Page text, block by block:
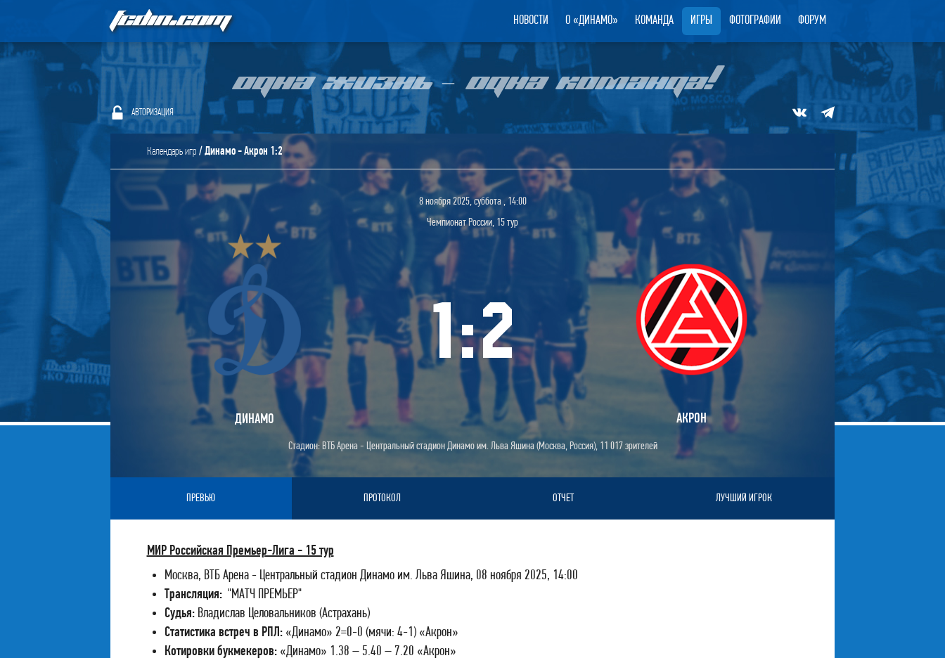
FCDIN.COM НОВОСТИ О «ДИНАМО» КОМАНДА ИГРЫ ФОТОГРАФИИ ФОРУМ
ОДНА ЖИЗНЬ – ОДНА КОМАНДА!
АВТОРИЗАЦИЯ
Календарь игр / Динамо - Акрон 1:2
8 ноября 2025, суббота , 14:00
Чемпионат России, 15 тур
ДИНАМО
1:2
АКРОН
Стадион: ВТБ Арена - Центральный стадион Динамо им. Льва Яшина (Москва, Россия), 11 017 зрителей
ПРЕВЬЮ ПРОТОКОЛ ОТЧЕТ ЛУЧШИЙ ИГРОК
МИР Российская Премьер-Лига - 15 тур
Москва, ВТБ Арена - Центральный стадион Динамо им. Льва Яшина, 08 ноября 2025, 14:00
Трансляция:"МАТЧ ПРЕМЬЕР"
Судья: Владислав Целовальников (Астрахань)
Статистика встреч в РПЛ:«Динамо» 2=0-0 (мячи: 4-1) «Акрон»
Котировки букмекеров: «Динамо» 1.38 – 5.40 – 7.20 «Акрон»